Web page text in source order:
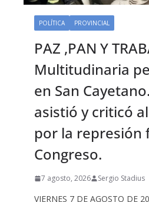
POLÍTICA PROVINCIAL
PAZ ,PAN Y
Multitudinaria
en San
asistió y criticó
por la represión
Congreso.
7 agosto, 2026 Sergio Stadius
VIERNES 7 DE AGOSTO DE